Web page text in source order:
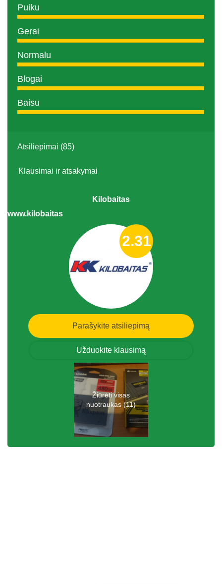
Puiku
Gerai
Normalu
Blogai
Baisu
Atsiliepimai (85)
Klausimai ir atsakymai
Kilobaitas
www.kilobaitas
2.31
Parašykite atsiliepimą
Užduokite klausimą
Žiūrėti visas
nuotraukas (11)